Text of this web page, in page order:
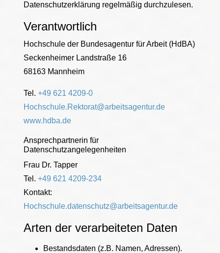
Datenschutzerklärung regelmäßig durchzulesen.
Verantwortlich
Hochschule der Bundesagentur für Arbeit (HdBA)
Seckenheimer Landstraße 16
68163 Mannheim
Tel. +49 621 4209-0
Hochschule.Rektorat@arbeitsagentur.de
www.hdba.de
Ansprechpartnerin für
Datenschutzangelegenheiten
Frau Dr. Tapper
Tel. +49 621 4209-234
Kontakt:
Hochschule.datenschutz@arbeitsagentur.de
Arten der verarbeiteten Daten
Bestandsdaten (z.B. Namen, Adressen).